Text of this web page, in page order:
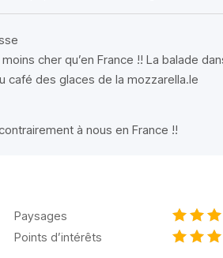
cher qu’en France !! La balade
café des glaces de la mozzarella.le
à nous en France !!
Paysages
Points d’intérêts